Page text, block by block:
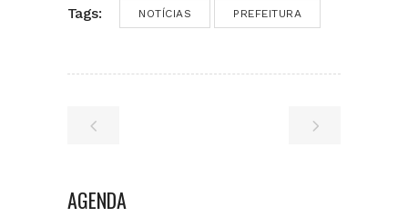
Tags: NOTÍCIAS PREFEITURA
AGENDA